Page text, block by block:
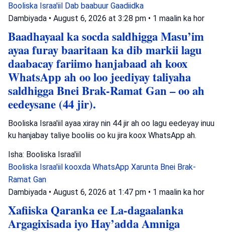
Booliska Israa'iil Dab baabuur Gaadiidka
Dambiyada • August 6, 2026 at 3:28 pm • 1 maalin ka hor
Baadhayaal ka socda saldhigga Masu’im
ayaa furay baaritaan ka dib markii lagu
daabacay fariimo hanjabaad ah koox
WhatsApp ah oo loo jeediyay taliyaha
saldhigga Bnei Brak-Ramat Gan – oo ah
eedeysane (44 jir).
Booliska Israa'iil ayaa xiray nin 44 jir ah oo lagu eedeyay inuu
ku hanjabay taliye booliis oo ku jira koox WhatsApp ah.
Isha: Booliska Israa'iil
Booliska Israa'iil kooxda WhatsApp Xarunta Bnei Brak-
Ramat Gan
Dambiyada • August 6, 2026 at 1:47 pm • 1 maalin ka hor
Xafiiska Qaranka ee La-dagaalanka
Argagixisada iyo Hay’adda Amniga